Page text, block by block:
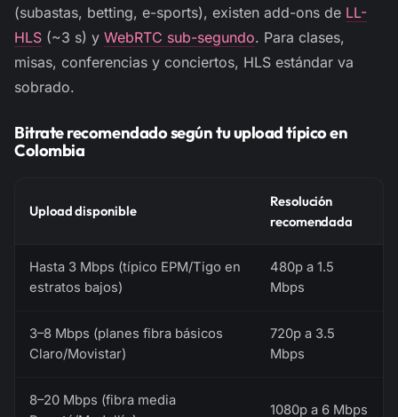
(subastas, betting, e-sports), existen add-ons de LL-
HLS (~3 s) y WebRTC sub-segundo. Para clases,
misas, conferencias y conciertos, HLS estándar va
sobrado.
Bitrate recomendado según tu upload típico en
Colombia
Upload disponible
Resolución
recomendada
Hasta 3 Mbps (típico EPM/Tigo en
estratos bajos)
480p a 1.5
Mbps
3–8 Mbps (planes fibra básicos
Claro/Movistar)
720p a 3.5
Mbps
8–20 Mbps (fibra media
1080p a 6 Mbps